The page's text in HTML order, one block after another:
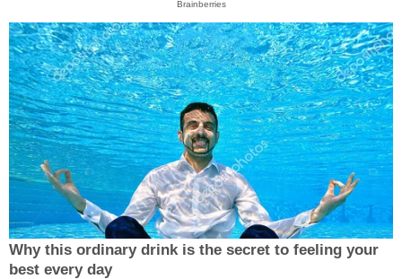
Brainberries
Why this ordinary drink is the secret to feeling your
best every day